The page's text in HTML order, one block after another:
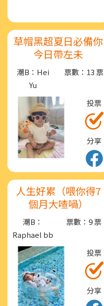
草帽黑超夏日必備你
今日帶左未
潮B：Hei
Yu
票數：13 票
投票
分享
人生好累（喂你得7
個月大喳喎）
潮B：
Raphael bb
票數：9 票
投票
分享